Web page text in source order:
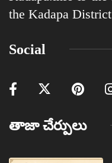
the Kadapa District
Social
తాజా చేర్పులు